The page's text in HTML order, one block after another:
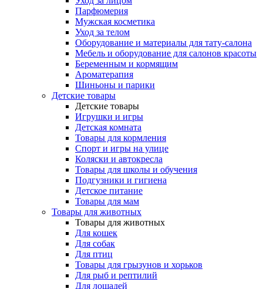
Парфюмерия
Мужская косметика
Уход за телом
Оборудование и материалы для тату-салона
Мебель и оборудование для салонов красоты
Беременным и кормящим
Ароматерапия
Шиньоны и парики
Детские товары
Детские товары
Игрушки и игры
Детская комната
Товары для кормления
Спорт и игры на улице
Коляски и автокресла
Товары для школы и обучения
Подгузники и гигиена
Детское питание
Товары для мам
Товары для животных
Товары для животных
Для кошек
Для собак
Для птиц
Товары для грызунов и хорьков
Для рыб и рептилий
Для лошадей